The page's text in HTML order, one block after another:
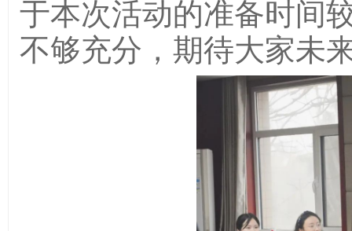
于本次活动的准备时间
不够充分，期待大家未